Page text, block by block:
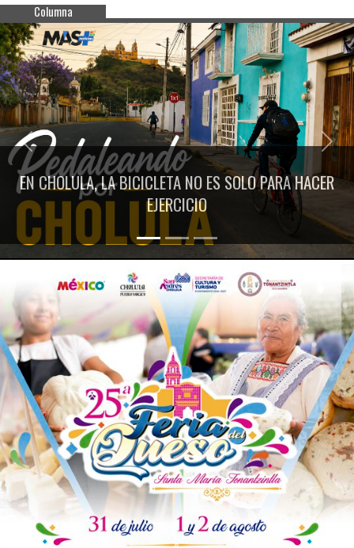
Columna
EN CHOLULA, LA BICICLETA NO ES SOLO PARA HACER
EJERCICIO
Previous Next